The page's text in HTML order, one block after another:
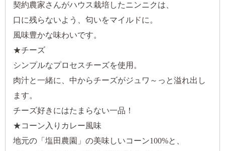
契約農家さんがハウス栽培したニンニクは、
口に残らないよう、匂いをマイルドに。
風味豊かな味わいです。
★チーズ
シンプルなプロセスチーズを使用。
肉汁と一緒に、中からチーズがジュワ～っと溢れ出し
ます。
チーズ好きにはたまらない一品！
★コーン入りカレー風味
地元の「塩田農園」の美味しいコーン100%と、